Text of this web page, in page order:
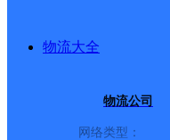
物流大全
物流公司
网络类型：